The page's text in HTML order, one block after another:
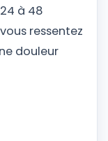
à 48
ressentez
douleur